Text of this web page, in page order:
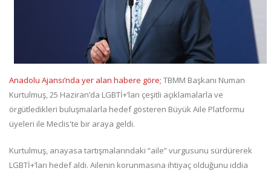
Anadolu Ajansı’nda yer alan habere göre; TBMM Başkanı Numan
Kurtulmuş, 25 Haziran’da LGBTİ+’ları çeşitli açıklamalarla ve
örgütledikleri buluşmalarla hedef gösteren Büyük Aile Platformu
üyeleri ile Meclis'te bir araya geldi.
Kurtulmuş, anayasa tartışmalarındaki “aile” vurgusunu sürdürerek
LGBTİ+’ları hedef aldı. Ailenin korunmasına ihtiyaç olduğunu iddia